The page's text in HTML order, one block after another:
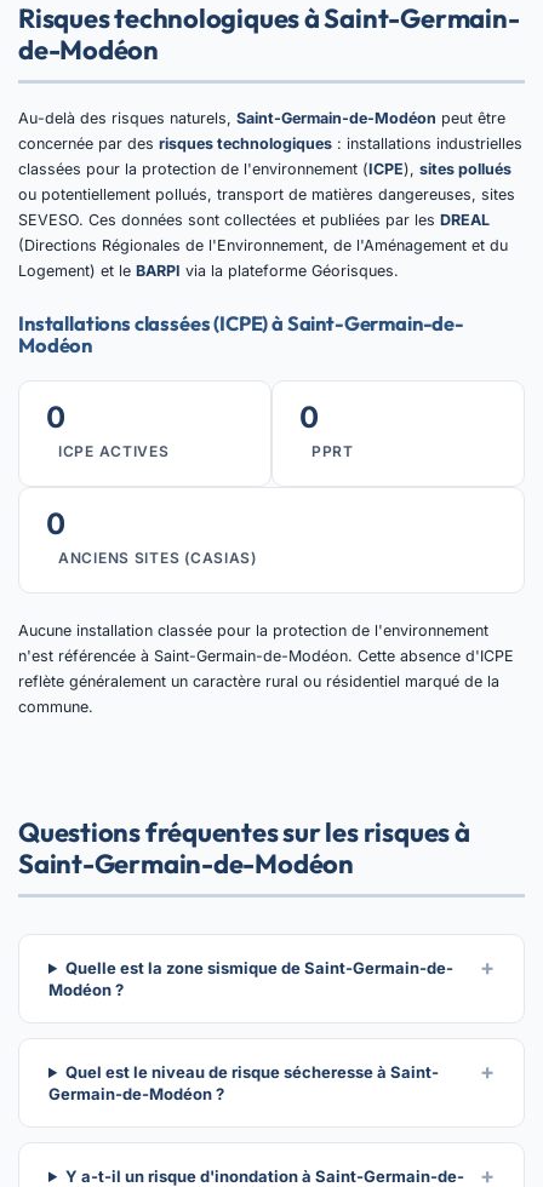
Risques technologiques à Saint-Germain-
de-Modéon
Au-delà des risques naturels, Saint-Germain-de-Modéon peut être
concernée par des risques technologiques : installations industrielles
classées pour la protection de l'environnement (ICPE), sites pollués
ou potentiellement pollués, transport de matières dangereuses, sites
SEVESO. Ces données sont collectées et publiées par les DREAL
(Directions Régionales de l'Environnement, de l'Aménagement et du
Logement) et le BARPI via la plateforme Géorisques.
Installations classées (ICPE) à Saint-Germain-de-
Modéon
0
ICPE ACTIVES
0
PPRT
0
ANCIENS SITES (CASIAS)
Aucune installation classée pour la protection de l'environnement
n'est référencée à Saint-Germain-de-Modéon. Cette absence d'ICPE
reflète généralement un caractère rural ou résidentiel marqué de la
commune.
Questions fréquentes sur les risques à
Saint-Germain-de-Modéon
Quelle est la zone sismique de Saint-Germain-de-
Modéon ?
Quel est le niveau de risque sécheresse à Saint-
Germain-de-Modéon ?
Y a-t-il un risque d'inondation à Saint-Germain-de-